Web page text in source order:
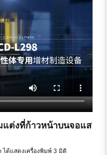
แต่งที่ก้าวหน้าบนจอแส
ด้แสดงเครื่องพิมพ์ 3 มิติ